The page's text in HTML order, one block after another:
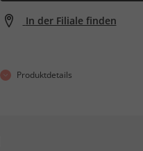
In der Filiale finden
Produktdetails